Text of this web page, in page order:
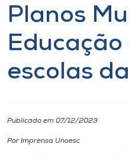
A
Internacionalização
Planos
Educação
escolas
Publicado em 07/12/2023
Por Imprensa Unoesc